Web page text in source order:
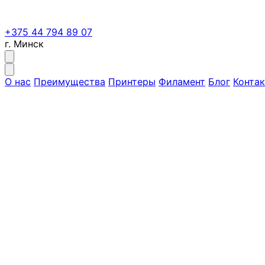
+375 44 794 89 07
г. Минск
О нас Преимущества Принтеры Филамент Блог